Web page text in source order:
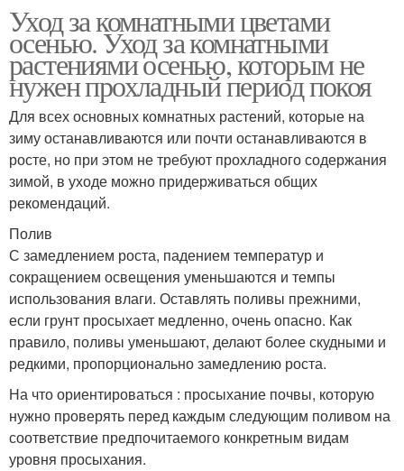
Уход за комнатными цветами
осенью. Уход за комнатными
растениями осенью, которым не
нужен прохладный период покоя
Для всех основных комнатных растений, которые на
зиму останавливаются или почти останавливаются в
росте, но при этом не требуют прохладного содержания
зимой, в уходе можно придерживаться общих
рекомендаций.
Полив
С замедлением роста, падением температур и
сокращением освещения уменьшаются и темпы
использования влаги. Оставлять поливы прежними,
если грунт просыхает медленно, очень опасно. Как
правило, поливы уменьшают, делают более скудными и
редкими, пропорционально замедлению роста.
На что ориентироваться : просыхание почвы, которую
нужно проверять перед каждым следующим поливом на
соответствие предпочитаемого конкретным видам
уровня просыхания.